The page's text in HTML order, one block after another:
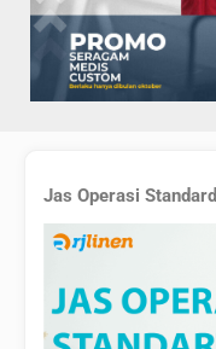
Jas Operasi Standard